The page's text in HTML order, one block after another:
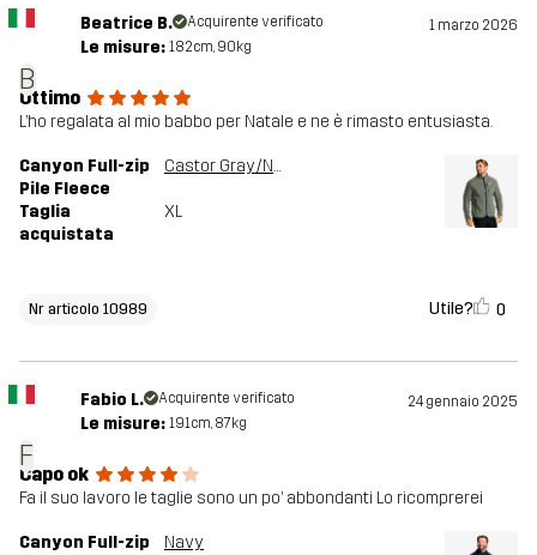
B
Beatrice B. Acquirente verificato 1 marzo 2026
Le misure: 182cm, 90kg
Ottimo
L’ho regalata al mio babbo per Natale e ne è rimasto entusiasta.
Canyon Full-zip
Pile Fleece
Castor Gray/Navy
Taglia
acquistata
XL
Nr articolo 10989 Utile? 0
F
Fabio L. Acquirente verificato 24 gennaio 2025
Le misure: 191cm, 87kg
Capo ok
Fa il suo lavoro le taglie sono un po’ abbondanti Lo ricomprerei
Canyon Full-zip
Navy